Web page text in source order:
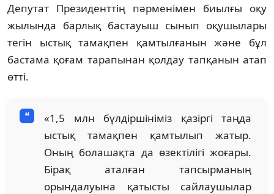
Депутат Президенттің пәрменімен биылғы оқу
жылында барлық бастауыш сынып оқушылары
тегін ыстық тамақпен қамтылғанын және бұл
бастама қоғам тарапынан қолдау тапқанын атап
өтті.
«1,5 млн бүлдіршініміз қазіргі таңда
ыстық тамақпен қамтылып жатыр.
Оның болашақта да өзектілігі жоғары.
Бірақ аталған тапсырманың
орындалуына қатысты сайлаушылар